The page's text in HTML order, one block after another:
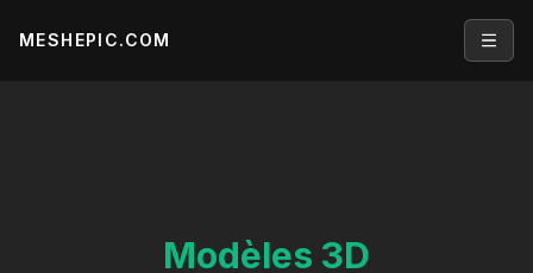
MESHEPIC.COM
Modèles 3D